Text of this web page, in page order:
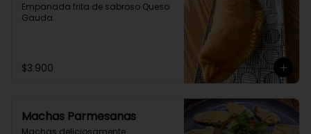
Empanada frita de sabroso Queso
Gauda.
$3.900
Machas Parmesanas
Machas deliciosamente